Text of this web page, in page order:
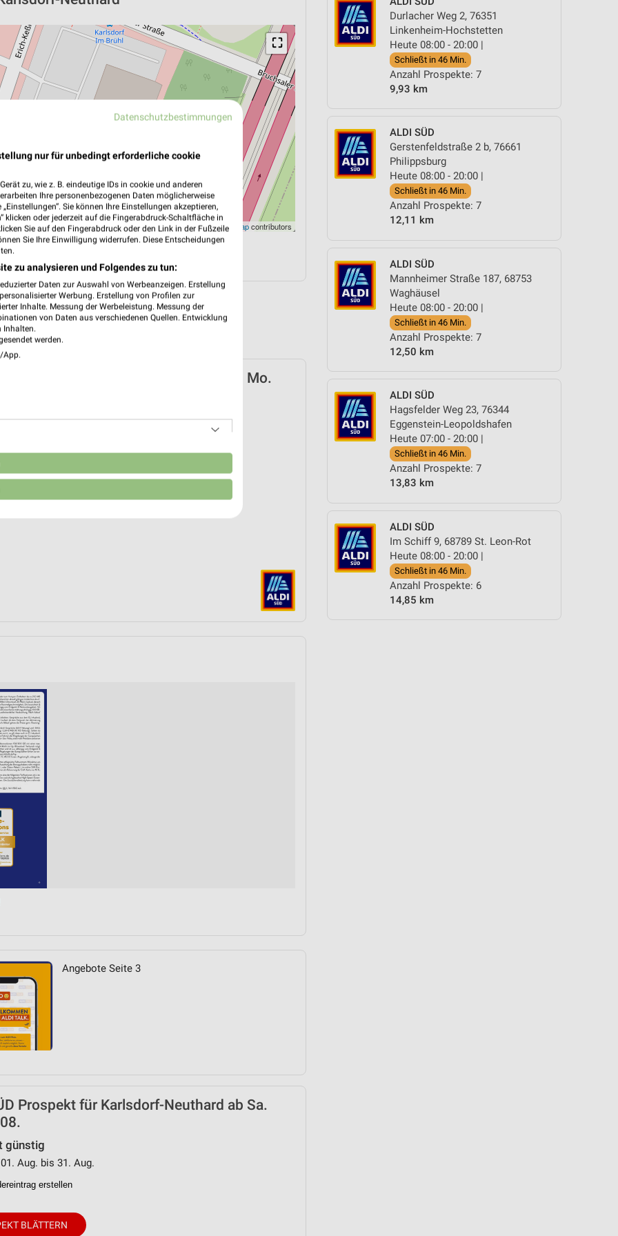
Durlacher Weg 2, 76351
Linkenheim-Hochstetten
Heute 08:00 - 20:00 |
Schließt in 46 Min.
Anzahl Prospekte: 7
9,93 km
ALDI SÜD
Gerstenfeldstraße 2 b, 76661
Philippsburg
Heute 08:00 - 20:00 |
Schließt in 46 Min.
Anzahl Prospekte: 7
12,11 km
ALDI SÜD
Mannheimer Straße 187, 68753
Waghäusel
Heute 08:00 - 20:00 |
Schließt in 46 Min.
Anzahl Prospekte: 7
12,50 km
ALDI SÜD
Hagsfelder Weg 23, 76344
Eggenstein-Leopoldshafen
Heute 07:00 - 20:00 |
Schließt in 46 Min.
Anzahl Prospekte: 7
13,83 km
ALDI SÜD
Im Schiff 9, 68789 St. Leon-Rot
Heute 08:00 - 20:00 |
Schließt in 46 Min.
Anzahl Prospekte: 6
14,85 km
⛶
Leaflet |©OpenStreetMapcontributors
Prospekt für Karlsdorf-Neuthard ab Mo.
Feb. bis 01. Sep.
erstellen
BLÄTTERN
Angebote Seite 3
Prospekt für Karlsdorf-Neuthard ab Sa.
günstig
Aug. bis 31. Aug.
erstellen
BLÄTTERN
Datenschutzbestimmungen
nur für unbedingt erforderliche cookie
zu, wie z. B. eindeutige IDs in cookie und anderen
Ihre personenbezogenen Daten möglicherweise
Sie können Ihre Einstellungen akzeptieren,
klicken oder jederzeit auf die Fingerabdruck-Schaltfläche in
Sie auf den Fingerabdruck oder den Link in der Fußzeile
Sie Ihre Einwilligung widerrufen. Diese Entscheidungen
zu analysieren und Folgendes zu tun:
Daten zur Auswahl von Werbeanzeigen. Erstellung
Werbung. Erstellung von Profilen zur
Inhalte. Messung der Werbeleistung. Messung der
von Daten aus verschiedenen Quellen. Entwicklung
Inhalten.
werden.
App.
Daten aus verschiedenen